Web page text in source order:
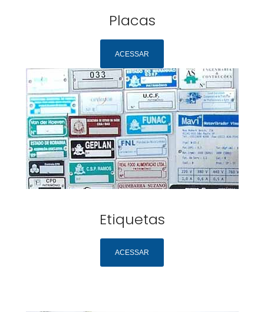
Placas
ACESSAR
Etiquetas
ACESSAR